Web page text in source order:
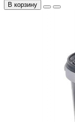
В корзину